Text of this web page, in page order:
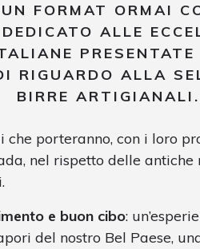
FORMAT ORMAI
ALLE
PRESENTATE
RIGUARDO ALLA
BIRRE ARTIGIANALI .
che porteranno, con i loro
nel rispetto delle antiche
e buon cibo:
del nostro Bel Paese,